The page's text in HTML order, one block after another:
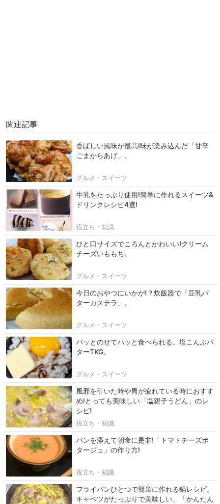
関連記事
香ばしい風味が最高!味が染み込んだ「甘辛
ごまからあげ」。
グルメ・スイーツ
牛乳をたっぷり使用!簡単に作れるスイーツ&
ドリンクレシピ4選!
役立ち・知識
ひと口サイズでころんとかわいい!クリーム
チーズいももち。
グルメ・スイーツ
今日のおやつにいかが!？炊飯器で「豆乳バ
ターカステラ」。
グルメ・スイーツ
パッとのせてパッと食べられる。塩こんぶバ
ターTKG。
グルメ・スイーツ
風邪を引いた時や胃が疲れている時におすす
め!とっても美味しい「塩親子うどん」のレ
シピ!
役立ち・知識
パンを添えて朝食に是非!「トマトチーズポ
タージュ」の作り方!
役立ち・知識
フライパンひとつで簡単に作れる鍋レシピ。
キャベツがたっぷりで美味しい、「かんたん